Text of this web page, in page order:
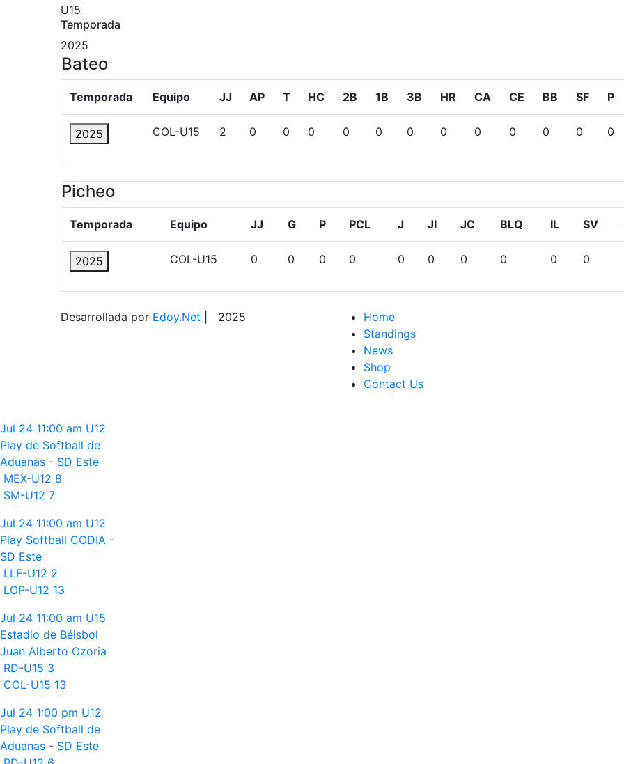
U15
Temporada
2025
Bateo
Temporada Equipo JJ AP T HC 2B 1B 3B HR CA CE BB SF P
2025 COL-U15 2 0 0 0 0 0 0 0 0 0 0 0 0
Picheo
Temporada Equipo JJ G P PCL J JI JC BLQ IL SV
2025 COL-U15 0 0 0 0 0 0 0 0 0 0
Desarrollada por Edoy.Net | 2025
Home
Standings
News
Shop
Contact Us
Jul 24 11:00 am U12
Play de Softball de
Aduanas - SD Este
MEX-U12 8
SM-U12 7
Jul 24 11:00 am U12
Play Softball CODIA -
SD Este
LLF-U12 2
LOP-U12 13
Jul 24 11:00 am U15
Estadio de Béisbol
Juan Alberto Ozoria
RD-U15 3
COL-U15 13
Jul 24 1:00 pm U12
Play de Softball de
Aduanas - SD Este